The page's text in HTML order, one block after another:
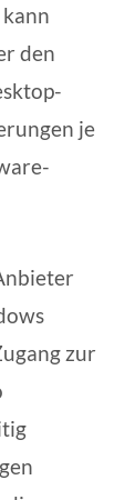
den
je
zur